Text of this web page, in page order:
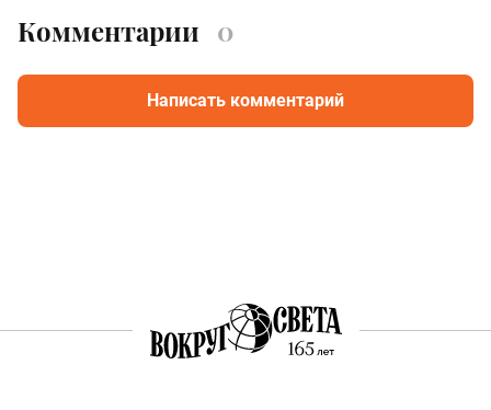
Комментарии 0
Написать комментарий